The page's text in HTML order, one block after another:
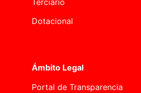
Dotacional
Ámbito Legal
Portal de Transparencia